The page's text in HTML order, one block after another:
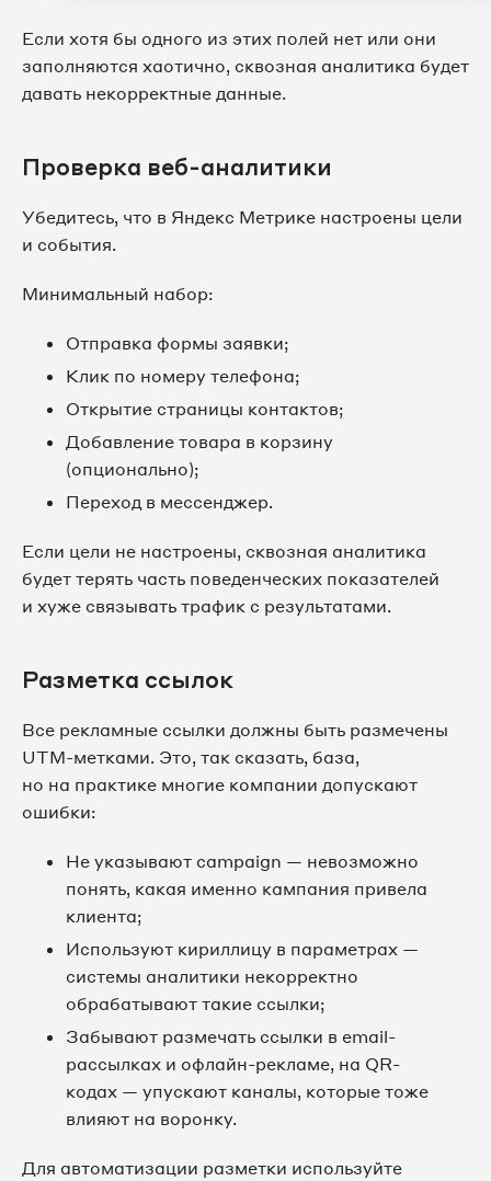
Если хотя бы одного из этих полей нет или они
заполняются хаотично, сквозная аналитика будет
давать некорректные данные.
Проверка веб-аналитики
Убедитесь, что в Яндекс Метрике настроены цели
и события.
Минимальный набор:
Отправка формы заявки;
Клик по номеру телефона;
Открытие страницы контактов;
Добавление товара в корзину
(опционально);
Переход в мессенджер.
Если цели не настроены, сквозная аналитика
будет терять часть поведенческих показателей
и хуже связывать трафик с результатами.
Разметка ссылок
Все рекламные ссылки должны быть размечены
UTM-метками. Это, так сказать, база,
но на практике многие компании допускают
ошибки:
Не указывают campaign — невозможно
понять, какая именно кампания привела
клиента;
Используют кириллицу в параметрах —
системы аналитики некорректно
обрабатывают такие ссылки;
Забывают размечать ссылки в email-
рассылках и офлайн-рекламе, на QR-
кодах — упускают каналы, которые тоже
влияют на воронку.
Для автоматизации разметки используйте